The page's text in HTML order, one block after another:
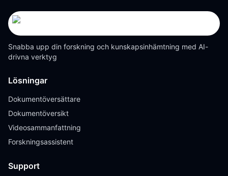
Snabba upp din forskning och kunskapsinhämtning med AI-
drivna verktyg
Lösningar
Dokumentöversättare
Dokumentöversikt
Videosammanfattning
Forskningsassistent
Support